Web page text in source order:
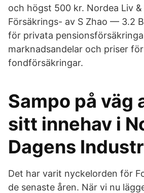
och högst 500 kr. Nordea Liv &
Försäkrings- av S Zhao — 3.2
för privata
marknadsandelar och priser för
fondförsäkringar.
Sampo på väg
sitt innehav i
Dagens
Det har varit nyckelorden för
de senaste åren. När vi nu